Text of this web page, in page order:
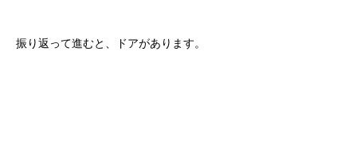
振り返って進むと、ドアがあります。